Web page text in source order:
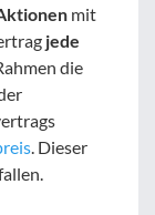
mit
jede
die
. Dieser